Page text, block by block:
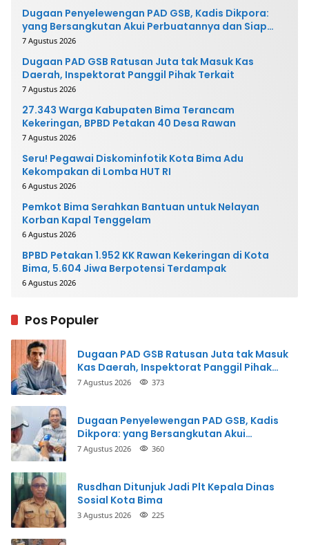
Dugaan Penyelewengan PAD GSB, Kadis Dikpora:
yang Bersangkutan Akui Perbuatannya dan Siap
Mengembalikan Uang
7 Agustus 2026
Dugaan PAD GSB Ratusan Juta tak Masuk Kas
Daerah, Inspektorat Panggil Pihak Terkait
7 Agustus 2026
27.343 Warga Kabupaten Bima Terancam
Kekeringan, BPBD Petakan 40 Desa Rawan
7 Agustus 2026
Seru! Pegawai Diskominfotik Kota Bima Adu
Kekompakan di Lomba HUT RI
6 Agustus 2026
Pemkot Bima Serahkan Bantuan untuk Nelayan
Korban Kapal Tenggelam
6 Agustus 2026
BPBD Petakan 1.952 KK Rawan Kekeringan di Kota
Bima, 5.604 Jiwa Berpotensi Terdampak
6 Agustus 2026
Pos Populer
Dugaan PAD GSB Ratusan Juta tak Masuk
Kas Daerah, Inspektorat Panggil Pihak
Terkait
7 Agustus 2026 373
Dugaan Penyelewengan PAD GSB, Kadis
Dikpora: yang Bersangkutan Akui
Perbuatannya dan Siap Mengembalikan
7 Agustus 2026 360
Rusdhan Ditunjuk Jadi Plt Kepala Dinas
Sosial Kota Bima
3 Agustus 2026 225